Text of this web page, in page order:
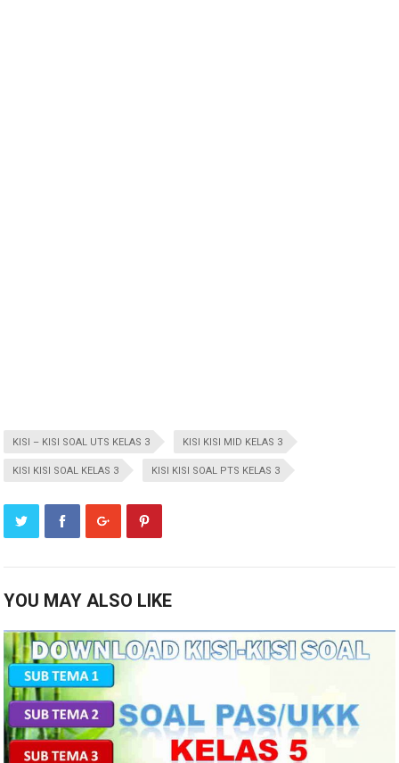
KISI – KISI SOAL UTS KELAS 3 KISI KISI MID KELAS 3
KISI KISI SOAL KELAS 3 KISI KISI SOAL PTS KELAS 3
YOU MAY ALSO LIKE